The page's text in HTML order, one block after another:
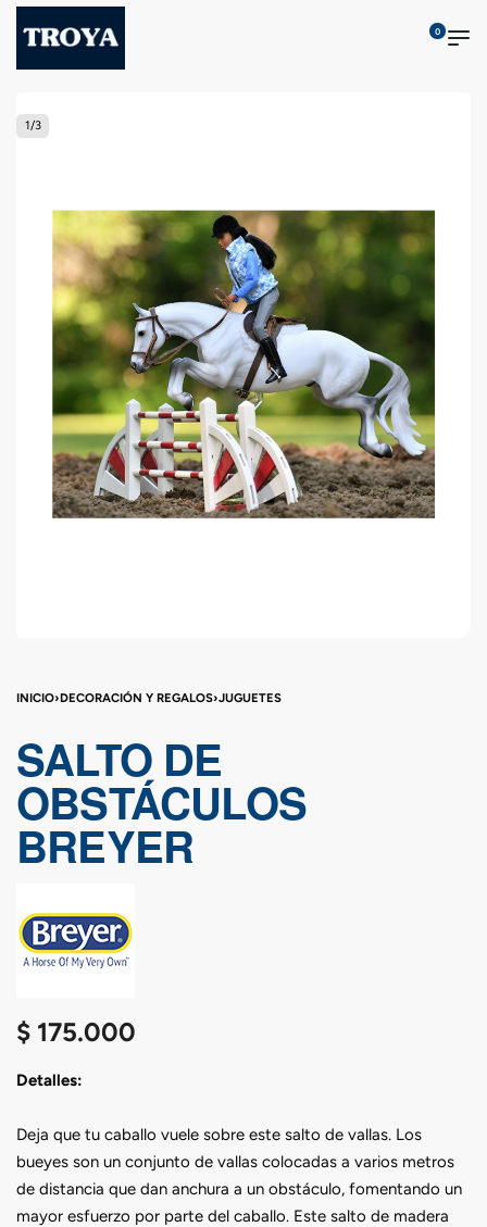
0
1/3
INICIO›DECORACIÓN Y REGALOS›JUGUETES
SALTO DE
OBSTÁCULOS
BREYER
$ 175.000
Detalles:
Deja que tu caballo vuele sobre este salto de vallas. Los
bueyes son un conjunto de vallas colocadas a varios metros
de distancia que dan anchura a un obstáculo, fomentando un
mayor esfuerzo por parte del caballo. Este salto de madera